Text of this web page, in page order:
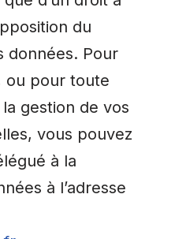
du
données. Pour
ou pour toute
gestion de vos
vous pouvez
à la
à l’adresse